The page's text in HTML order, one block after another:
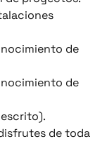
de
de
de toda